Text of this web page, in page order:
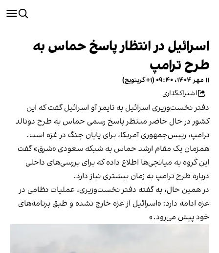
اسرائیل در انتظار پاسخ حماس به
طرح ترامپ
۱۱ مهر ۱۴۰۴، ۰۹:۴۰ (‎+۱ گرینویچ)
اشتراک‌گذاری
دفتر نخست‌وزیری اسرائیل به تایمز آو اسرائیل گفت که این
کشور در حال حاضر منتظر پاسخ رسمی حماس به طرح دونالد
ترامپ، رییس‌جمهوری آمریکا، برای پایان جنگ در غزه است.
همزمان یک مقام ارشد حماس به شبکه سعودی «شرق» گفت
این گروه به میانجی‌ها اطلاع داده که برای بررسی‌های داخلی
درباره طرح ترامپ به زمان بیشتری نیاز دارد.
در همین حال، به گفته دفتر نخست‌وزیری، عملیات نظامی در
غزه ادامه دارد: «اسرائیل از غزه خارج نشده و طبق برنامه‌های
خود پیش می‌رود.»